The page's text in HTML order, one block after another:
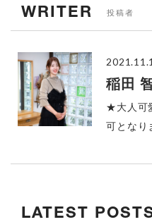
WRITER 投稿者
稲田
★大人可
可とな
LATEST